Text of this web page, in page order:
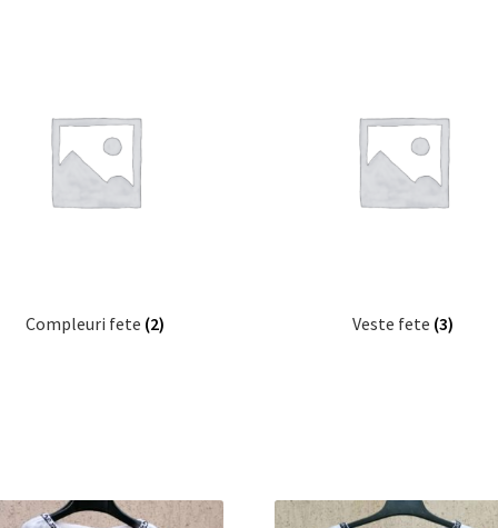
Compleuri fete (2) Veste fete (3)